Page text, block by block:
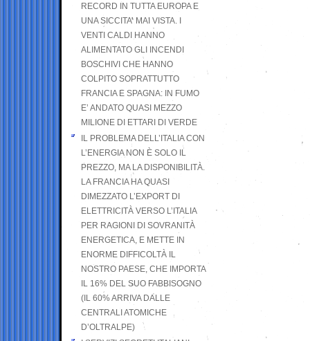
RECORD IN TUTTA EUROPA E
UNA SICCITA’ MAI VISTA. I
VENTI CALDI HANNO
ALIMENTATO GLI INCENDI
BOSCHIVI CHE HANNO
COLPITO SOPRATTUTTO
FRANCIA E SPAGNA: IN FUMO
E’ ANDATO QUASI MEZZO
MILIONE DI ETTARI DI VERDE
IL PROBLEMA DELL’ITALIA CON
L’ENERGIA NON È SOLO IL
PREZZO, MA LA DISPONIBILITÀ.
LA FRANCIA HA QUASI
DIMEZZATO L’EXPORT DI
ELETTRICITÀ VERSO L’ITALIA
PER RAGIONI DI SOVRANITÀ
ENERGETICA, E METTE IN
ENORME DIFFICOLTÀ IL
NOSTRO PAESE, CHE IMPORTA
IL 16% DEL SUO FABBISOGNO
(IL 60% ARRIVA DALLE
CENTRALI ATOMICHE
D’OLTRALPE)